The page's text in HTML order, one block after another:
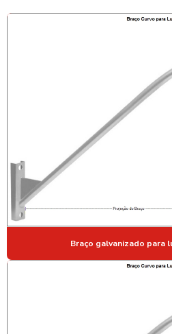
FORNECEDOR DE POSTE DE AÇO
FORNECEDOR DE POSTE TUBULAR
MASTRO DE AÇO PARA BANDEIRA
MASTRO DE AÇO GALVANIZADO
MASTRO DE AÇO GALVANIZADO EM SP
MASTRO PARA BANDEIRA
MASTRO PARA BANDEIRA EM AÇO
MASTRO PARA BANDEIRA COMPRAR
MASTRO PARA BANDEIRA EXTERNO
MASTROS DE AÇO GALVANIZADO
Braço galvanizado para